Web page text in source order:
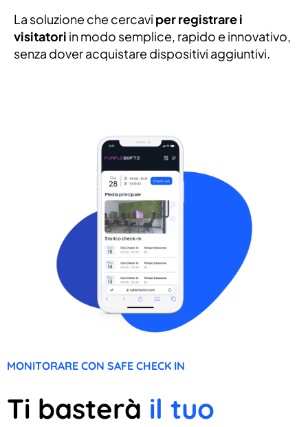
La soluzione che cercavi per registrare i
visitatori in modo semplice, rapido e innovativo,
senza dover acquistare dispositivi aggiuntivi.
MONITORARE CON SAFE CHECK IN
Ti basterà il tuo